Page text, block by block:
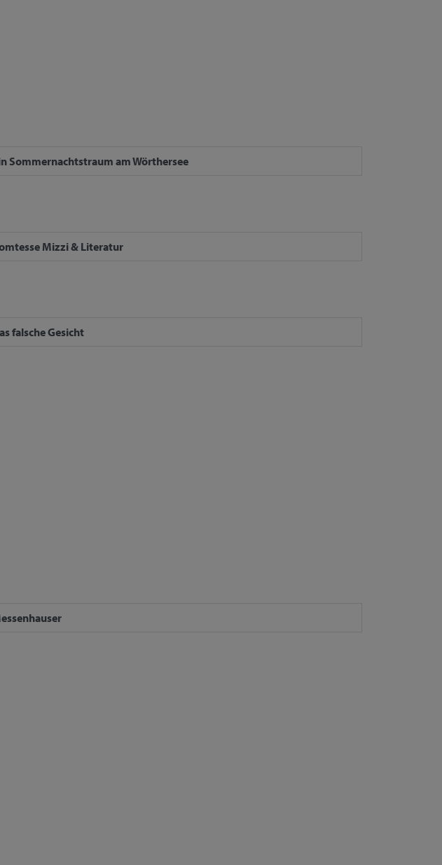
Sommernachtstraum am Wörthersee
Mizzi & Literatur
falsche Gesicht